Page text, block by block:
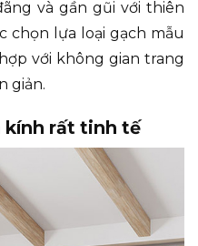
và gần gũi với thiên
chọn lựa loại gạch mẫu
với không gian trang
giản.
kính rất tinh tế